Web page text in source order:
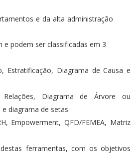
e da alta administração
podem ser classificadas em 3
Estratificação, Diagrama de Causa e
Diagrama de Árvore ou
diagrama de setas.
Empowerment, QFD/FEMEA, Matriz
ferramentas, com os objetivos